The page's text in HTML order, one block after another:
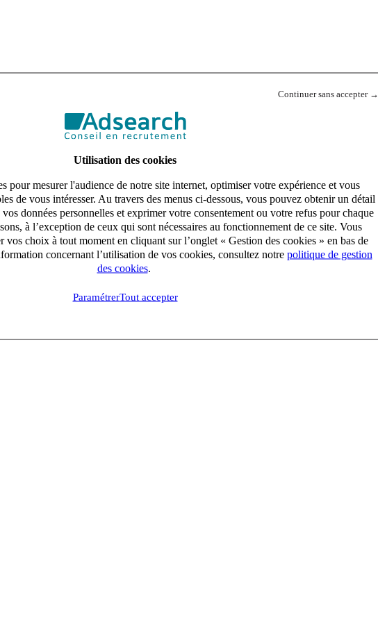
Continuer sans accepter →
Utilisation des cookies
pour mesurer l'audience de notre site internet, optimiser votre expérience et vous
de vous intéresser. Au travers des menus ci-dessous, vous pouvez obtenir un détail
données personnelles et exprimer votre consentement ou votre refus pour chaque
à l’exception de ceux qui sont nécessaires au fonctionnement de ce site. Vous
vos choix à tout moment en cliquant sur l’onglet « Gestion des cookies » en bas de
concernant l’utilisation de vos cookies, consultez notre politique de gestion
des cookies.
ParamétrerTout accepter